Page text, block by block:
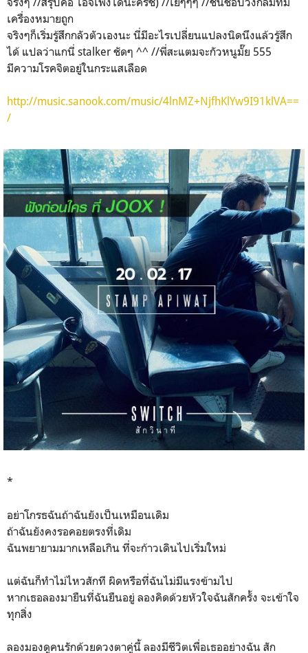
เครื่องหมายถูก
จริงๆก็เริ่มรู้สึกกลัวตัวเองนะ นี่มีอะไรเปลี่ยนแปลงนิดนึงแล้วรู้สึก
ได้ แปลว่าแกนี่ stalker ชัดๆ ^^ //พี่สะแตมจะกัวหนูมั๊ย 555
มีความโรคจิตอยู่ในกระแสเลือด
http://music.sanook.com/music/4lnMZ+NjfhKlYw9I91klVA==
/
*
อย่าโกรธฉันถ้าฉันยังเป็นเหมือนเดิม
ถ้าฉันยังคงรอคอยตรงที่เดิม
ฉันพยายามมากเหลือเกิน ที่จะก้าวเดินไปเริ่มใหม่
แต่ฉันก็ทำไม่ไหวสักที ผิดหรือที่ฉันไม่มีแรงข้ามไป
หากเธอลองมายืนที่ฉันยืนอยู่ ลองคิดด้วยหัวใจฉันสักครั้ง จะเข้าใจ
ทุกสิ่ง
ลองมองดูคนรักด้วยดวงตาคู่นี้ ลองมีชีวิตเพื่อเธออย่างฉัน สัก